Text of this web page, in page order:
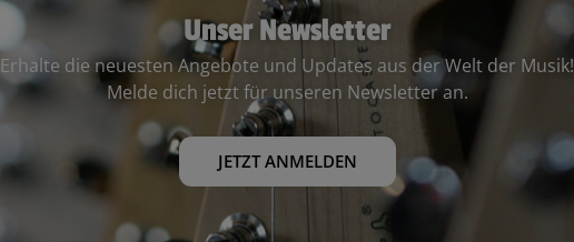
Unser Newsletter
Erhalte die neuesten Angebote und Updates aus der Welt der Musik!
Melde dich jetzt für unseren Newsletter an.
JETZT ANMELDEN